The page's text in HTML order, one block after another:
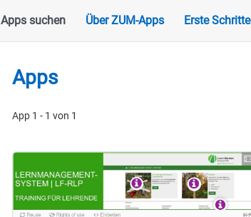
Hauptnavigation
Apps suchen Über ZUM-Apps Erste Schritte
Apps
App 1 - 1 von 1